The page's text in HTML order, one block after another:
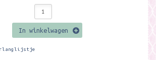
In winkelwagen